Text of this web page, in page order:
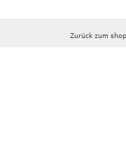
Zurück zum shop